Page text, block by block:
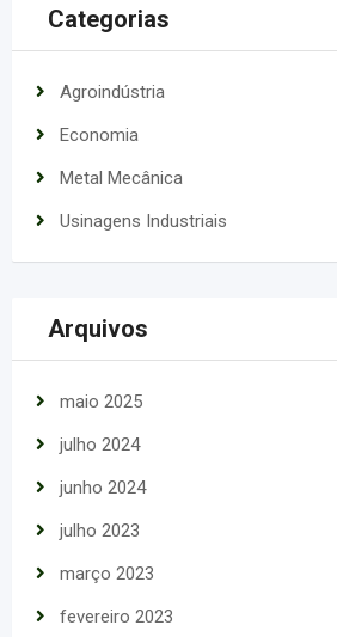
Categorias
Agroindústria
Economia
Metal Mecânica
Usinagens Industriais
Arquivos
maio 2025
julho 2024
junho 2024
julho 2023
março 2023
fevereiro 2023